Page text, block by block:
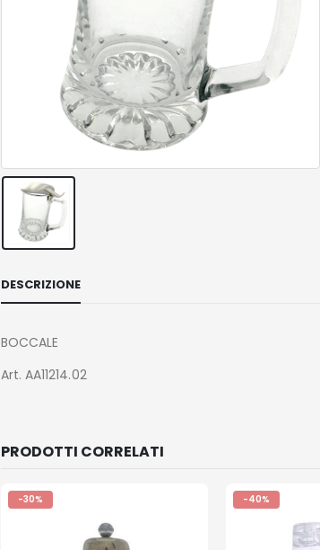
DESCRIZIONE
BOCCALE
Art. AA11214.02
PRODOTTI CORRELATI
-30% -40%